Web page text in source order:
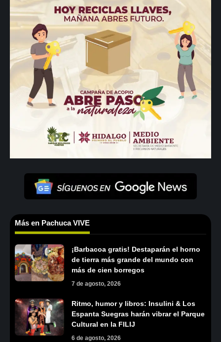
Más en Pachuca VIVE
¡Barbacoa gratis! Destaparán el horno
de tierra más grande del mundo con
más de cien borregos
7 de agosto, 2026
Ritmo, humor y libros: Insulini & Los
Espanta Suegras harán vibrar el Parque
Cultural en la FILIJ
6 de agosto, 2026